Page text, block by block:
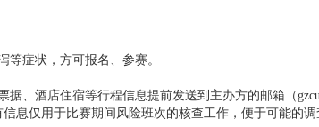
症状，方可报名、参赛。
、酒店住宿等行程信息提前发送到主办方的邮箱（
息仅用于比赛期间风险班次的核查工作，便于可能的调